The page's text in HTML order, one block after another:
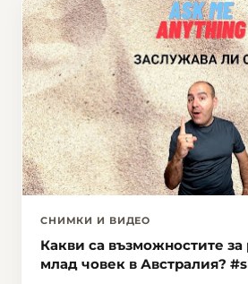
СНИМКИ И ВИДЕО
Какви са възможностите
млад човек в Австралия?